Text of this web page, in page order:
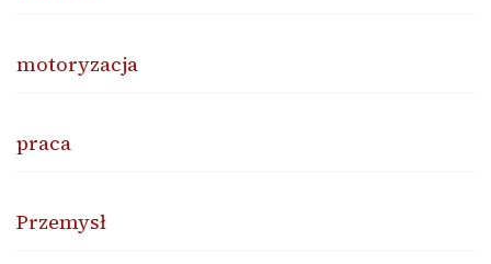
motoryzacja
praca
Przemysł